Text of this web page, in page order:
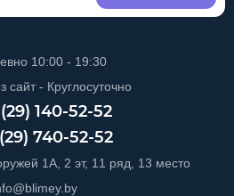
10:00 - 19:30
сайт - Круглосуточно
140-52-52
740-52-52
1А, 2 эт, 11 ряд, 13 место